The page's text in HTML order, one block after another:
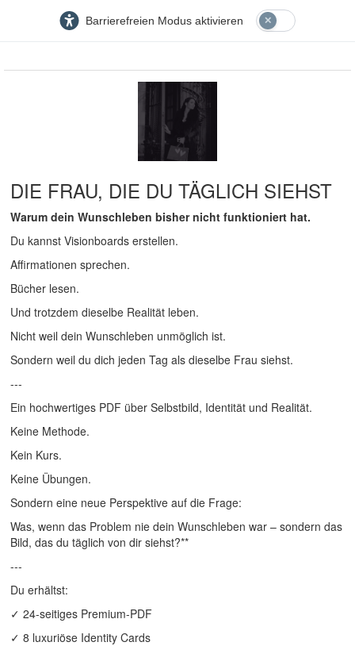
Barrierefreien Modus aktivieren
DIE FRAU, DIE DU TÄGLICH SIEHST
Warum dein Wunschleben bisher nicht funktioniert hat.
Du kannst Visionboards erstellen.
Affirmationen sprechen.
Bücher lesen.
Und trotzdem dieselbe Realität leben.
Nicht weil dein Wunschleben unmöglich ist.
Sondern weil du dich jeden Tag als dieselbe Frau siehst.
---
Ein hochwertiges PDF über Selbstbild, Identität und Realität.
Keine Methode.
Kein Kurs.
Keine Übungen.
Sondern eine neue Perspektive auf die Frage:
Was, wenn das Problem nie dein Wunschleben war – sondern das
Bild, das du täglich von dir siehst?**
---
Du erhältst:
✓ 24-seitiges Premium-PDF
✓ 8 luxuriöse Identity Cards